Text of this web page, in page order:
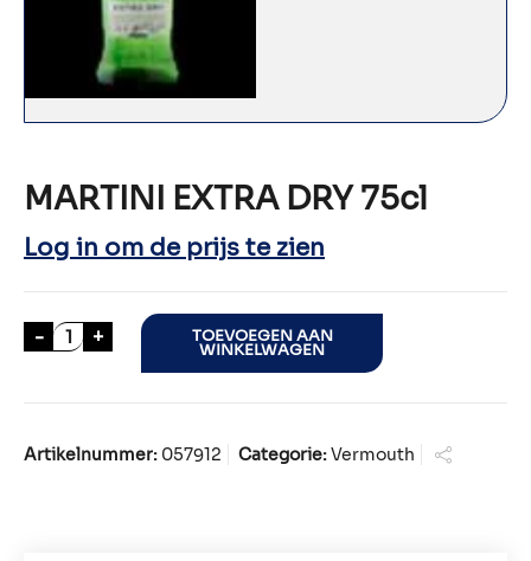
MARTINI EXTRA DRY 75cl
Log in om de prijs te zien
- MARTINI EXTRA DRY 75cl aantal
+ TOEVOEGEN AAN
WINKELWAGEN
Artikelnummer: 057912 Categorie:Vermouth